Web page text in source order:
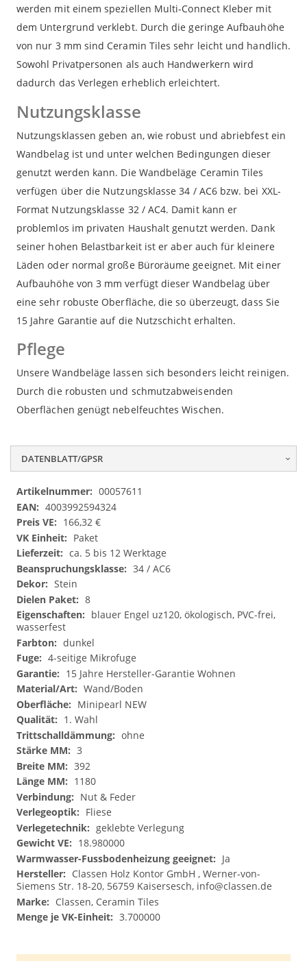
werden mit einem speziellen Multi-Connect Kleber mit
dem Untergrund verklebt. Durch die geringe Aufbauhöhe
von nur 3 mm sind Ceramin Tiles sehr leicht und handlich.
Sowohl Privatpersonen als auch Handwerkern wird
dadurch das Verlegen erheblich erleichtert.
Nutzungsklasse
Nutzungsklassen geben an, wie robust und abriebfest ein
Wandbelag ist und unter welchen Bedingungen dieser
genutzt werden kann. Die Wandbeläge Ceramin Tiles
verfügen über die Nutzungsklasse 34 / AC6 bzw. bei XXL-
Format Nutzungsklasse 32 / AC4. Damit kann er
problemlos im privaten Haushalt genutzt werden. Dank
seiner hohen Belastbarkeit ist er aber auch für kleinere
Läden oder normal große Büroräume geeignet. Mit einer
Aufbauhöhe von 3 mm verfügt dieser Wandbelag über
eine sehr robuste Oberfläche, die so überzeugt, dass Sie
15 Jahre Garantie auf die Nutzschicht erhalten.
Pflege
Unsere Wandbeläge lassen sich besonders leicht reinigen.
Durch die robusten und schmutzabweisenden
Oberflächen genügt nebelfeuchtes Wischen.
DATENBLATT/GPSR
Datenblatt/GPSR 00057611
4003992594324
166,32 €
Paket
ca. 5 bis 12 Werktage
34 / AC6
Stein
8
blauer Engel uz120, ökologisch, PVC-frei,
wasserfest
dunkel
4-seitige Mikrofuge
15 Jahre Hersteller-Garantie Wohnen
Wand/Boden
Minipearl NEW
1. Wahl
ohne
3
392
1180
Nut & Feder
Fliese
geklebte Verlegung
18.980000
Ja
Classen Holz Kontor GmbH , Werner-von-
Siemens Str. 18-20, 56759 Kaisersesch, info@classen.de
Classen, Ceramin Tiles
3.700000